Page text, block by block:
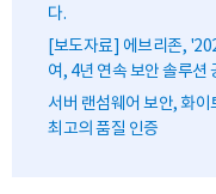
다.
[보도자료] 에브리존,
여, 4년 연속 보안 솔루션
서버 랜섬웨어 보안, 화
최고의 품질 인증